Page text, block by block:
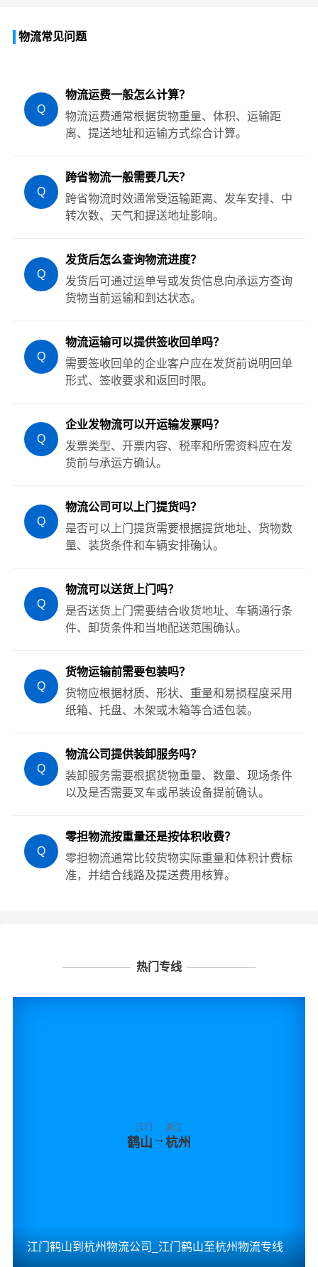
物流常见问题
Q
物流运费一般怎么计算？
物流运费通常根据货物重量、体积、运输距
离、提送地址和运输方式综合计算。
Q
跨省物流一般需要几天？
跨省物流时效通常受运输距离、发车安排、中
转次数、天气和提送地址影响。
Q
发货后怎么查询物流进度？
发货后可通过运单号或发货信息向承运方查询
货物当前运输和到达状态。
Q
物流运输可以提供签收回单吗？
需要签收回单的企业客户应在发货前说明回单
形式、签收要求和返回时限。
Q
企业发物流可以开运输发票吗？
发票类型、开票内容、税率和所需资料应在发
货前与承运方确认。
Q
物流公司可以上门提货吗？
是否可以上门提货需要根据提货地址、货物数
量、装货条件和车辆安排确认。
Q
物流可以送货上门吗？
是否送货上门需要结合收货地址、车辆通行条
件、卸货条件和当地配送范围确认。
Q
货物运输前需要包装吗？
货物应根据材质、形状、重量和易损程度采用
纸箱、托盘、木架或木箱等合适包装。
Q
物流公司提供装卸服务吗？
装卸服务需要根据货物重量、数量、现场条件
以及是否需要叉车或吊装设备提前确认。
Q
零担物流按重量还是按体积收费？
零担物流通常比较货物实际重量和体积计费标
准，并结合线路及提送费用核算。
热门专线
江门
鹤山 →
浙江
杭州
江门鹤山到杭州物流公司_江门鹤山至杭州物流专线